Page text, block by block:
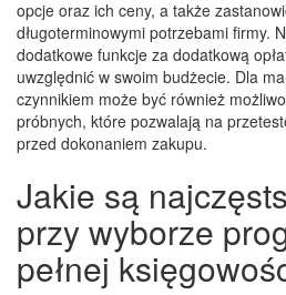
opcje oraz ich ceny, a także
długoterminowymi potrzebami firmy.
dodatkowe funkcje za dodatkową
uwzględnić w swoim budżecie. Dla
czynnikiem może być również
próbnych, które pozwalają na
przed dokonaniem zakupu.
Jakie są
przy wyborze
pełnej